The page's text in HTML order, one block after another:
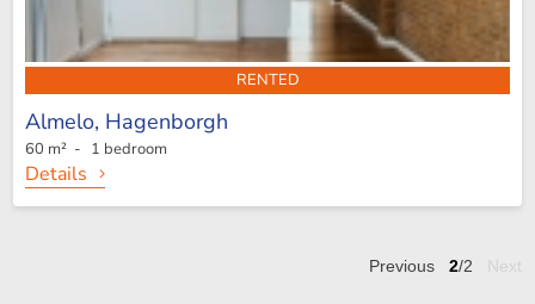
RENTED
Almelo, Hagenborgh
60 m² - 1 bedroom
Details
Previous 2/2